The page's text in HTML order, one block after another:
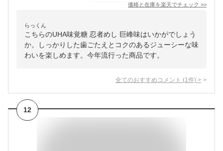
価格と在庫を楽天でチェック >>
らっくん
こちらのUHA味覚糖 忍者めし 巨峰味はいかがでしょう
か。しっかりした歯ごたえとコクのあるジューシーな味
わいを楽しめます。今年流行った商品です。
全てのおすすめコメント (1 件) >
12